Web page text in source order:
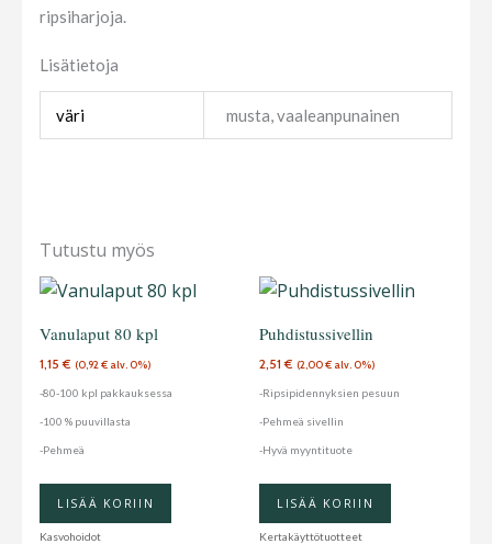
ripsiharjoja.
Lisätietoja
väri musta, vaaleanpunainen
Tutustu myös
Vanulaput 80 kpl
1,15€ (0,92€ alv. 0%)
-80-100 kpl pakkauksessa
-100 % puuvillasta
-Pehmeä
LISÄÄ KORIIN
Kasvohoidot
Puhdistussivellin
2,51€ (2,00€ alv. 0%)
-Ripsipidennyksien pesuun
-Pehmeä sivellin
-Hyvä myyntituote
LISÄÄ KORIIN
Kertakäyttötuotteet